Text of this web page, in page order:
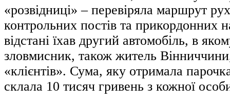
«розвідниці» – перевіряла маршрут
контрольних постів та прикордонних
відстані їхав другий автомобіль, в
зловмисник, також житель
«клієнтів». Сума, яку отримала
склала 10 тисяч гривень з кожної